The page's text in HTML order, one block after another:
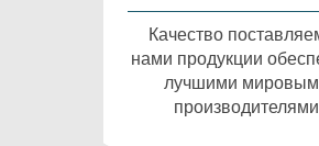
Качество
нами продукции
лучшими
производителями